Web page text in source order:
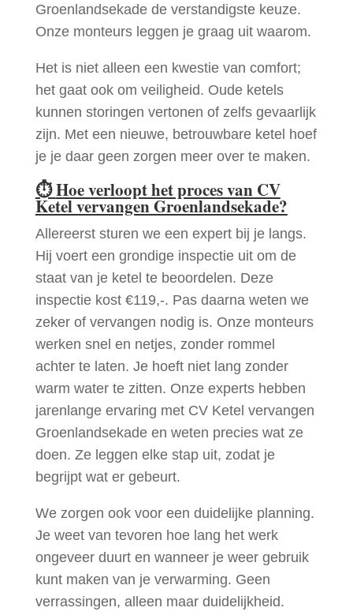
Groenlandsekade de verstandigste keuze.
Onze monteurs leggen je graag uit waarom.
Het is niet alleen een kwestie van comfort;
het gaat ook om veiligheid. Oude ketels
kunnen storingen vertonen of zelfs gevaarlijk
zijn. Met een nieuwe, betrouwbare ketel hoef
je je daar geen zorgen meer over te maken.
⏱Hoe verloopt het proces van CV
Ketel vervangen Groenlandsekade?
Allereerst sturen we een expert bij je langs.
Hij voert een grondige inspectie uit om de
staat van je ketel te beoordelen. Deze
inspectie kost €119,-. Pas daarna weten we
zeker of vervangen nodig is. Onze monteurs
werken snel en netjes, zonder rommel
achter te laten. Je hoeft niet lang zonder
warm water te zitten. Onze experts hebben
jarenlange ervaring met CV Ketel vervangen
Groenlandsekade en weten precies wat ze
doen. Ze leggen elke stap uit, zodat je
begrijpt wat er gebeurt.
We zorgen ook voor een duidelijke planning.
Je weet van tevoren hoe lang het werk
ongeveer duurt en wanneer je weer gebruik
kunt maken van je verwarming. Geen
verrassingen, alleen maar duidelijkheid.